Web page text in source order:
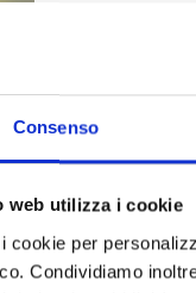
Consenso
web utilizza i cookie
cookie per
Condividiamo
olive.
giornata si apre
conferenza sul